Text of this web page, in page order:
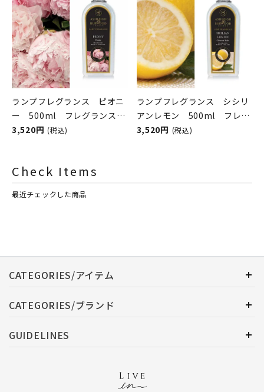
ランプフレグランス ピオニ
ー 500ml フレグランスラ
ンプ用オイル
3,520円 (税込)
ランプフレグランス シシリ
アンレモン 500ml フレグ
ランスランプ用オイル
3,520円 (税込)
Check Items
最近チェックした商品
CATEGORIES/アイテム
CATEGORIES/ブランド
GUIDELINES